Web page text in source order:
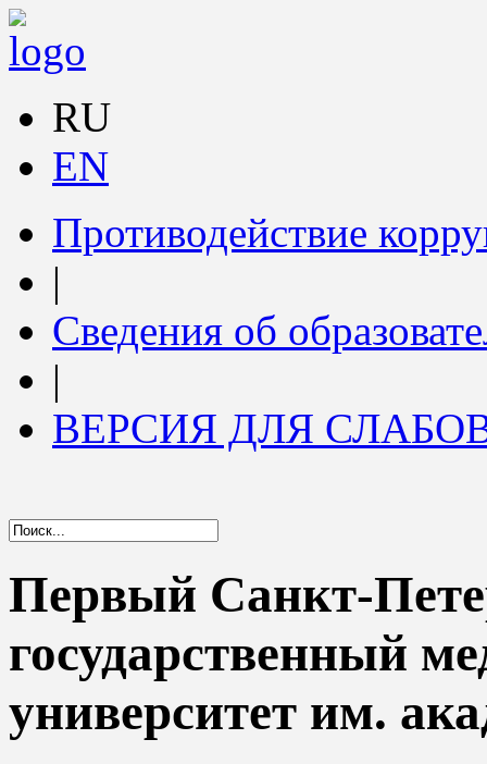
RU
EN
Противодействие
|
Сведения об
|
ВЕРСИЯ ДЛЯ
Первый Санкт-
государственный
университет им.